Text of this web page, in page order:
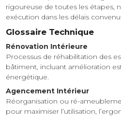
rigoureuse de toutes les étapes,
exécution dans les délais
Glossaire Technique
Rénovation Intérieure
Processus de réhabilitation des
bâtiment, incluant amélioration
énergétique.
Agencement Intérieur
Réorganisation ou ré-
pour maximiser l’utilisation,